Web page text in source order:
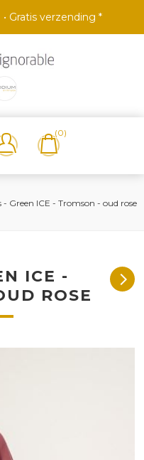
• Gratis verzending *
(0)
- Green ICE - Tromson - oud rose
ICE -
ROSE